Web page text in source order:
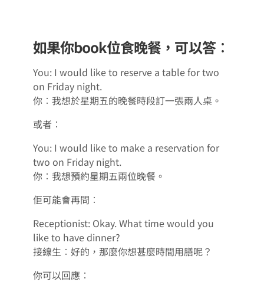
如果你book位食晚餐，可以答︰
You: I would like to reserve a table for two
on Friday night.
你︰我想於星期五的晚餐時段訂一張兩人桌。
或者︰
You: I would like to make a reservation for
two on Friday night.
你︰我想預約星期五兩位晚餐。
佢可能會再問︰
Receptionist: Okay. What time would you
like to have dinner?
接線生︰好的，那麼你想甚麼時間用膳呢？
你可以回應︰